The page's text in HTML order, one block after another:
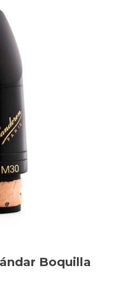
Boquilla